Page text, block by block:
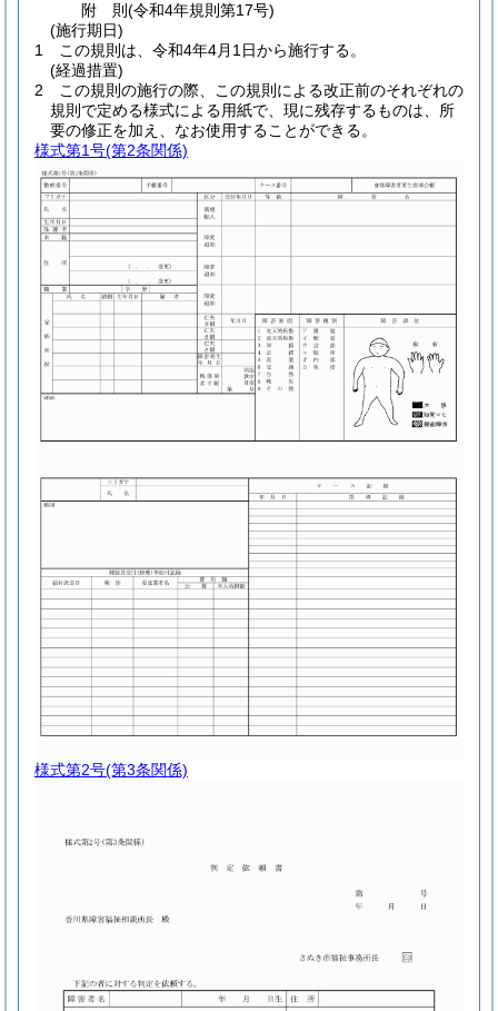
附 則(令和4年規則第17号)
(施行期日)
1
この規則は、令和4年4月1日から施行する。
(経過措置)
2
この規則の施行の際、この規則による改正前のそれぞれの
規則で定める様式による用紙で、現に残存するものは、所
要の修正を加え、なお使用することができる。
様式第1号(第2条関係)
様式第2号(第3条関係)